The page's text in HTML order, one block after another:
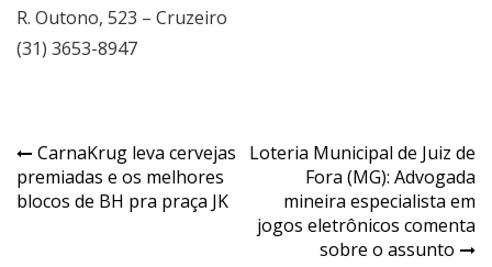
R. Outono, 523 – Cruzeiro
(31) 3653-8947
Navegação
de
CarnaKrug leva cervejas
premiadas e os melhores
blocos de BH pra praça JK
Loteria Municipal de Juiz de
Fora (MG): Advogada
mineira especialista em
jogos eletrônicos comenta
sobre o assunto